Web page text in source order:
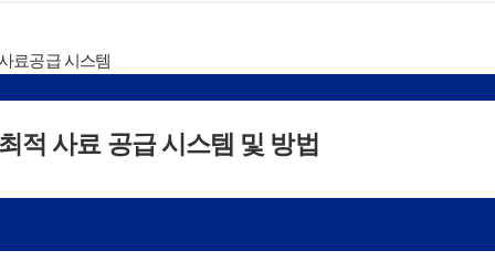
료공급 시스템
적 사료 공급 시스템 및 방법